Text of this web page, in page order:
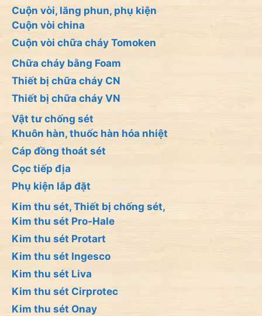
Cuộn vòi, lăng phun, phụ kiện
Cuộn vòi china
Cuộn vòi chữa cháy Tomoken
Chữa cháy bằng Foam
Thiết bị chữa cháy CN
Thiết bị chữa cháy VN
Vật tư chống sét
Khuôn hàn, thuốc hàn hóa nhiệt
Cáp đồng thoát sét
Cọc tiếp địa
Phụ kiện lắp đặt
Kim thu sét, Thiết bị chống sét,
Kim thu sét Pro-Hale
Kim thu sét Protart
Kim thu sét Ingesco
Kim thu sét Liva
Kim thu sét Cirprotec
Kim thu sét Onay